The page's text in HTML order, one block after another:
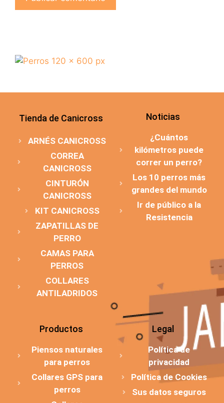
Tienda de Canicross
ARNÉS CANICROSS
CORREA
CANICROSS
CINTURÓN
CANICROSS
KIT CANICROSS
ZAPATILLAS DE
PERRO
CAMAS PARA
PERROS
COLLARES
ANTILADRIDOS
Noticias
¿Cuántos
kilómetros puede
correr un perro?
Los 10 perros más
grandes del mundo
Ir de público a la
Resistencia
Productos
Piensos naturales
para perros
Collares GPS para
perros
Legal
Política de
privacidad
Política de Cookies
Sus datos seguros